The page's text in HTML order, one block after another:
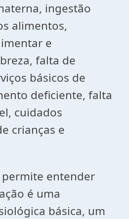
ingestão
alimentos,
e
falta de
básicos de
deficiente, falta
cuidados
crianças e
permite entender
é uma
básica, um